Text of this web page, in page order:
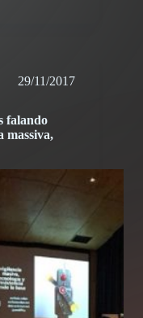
29/11/2017
falando
massiva,